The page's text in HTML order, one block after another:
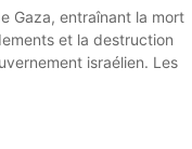
Gaza, entraînant la mort
et la destruction
israélien. Les